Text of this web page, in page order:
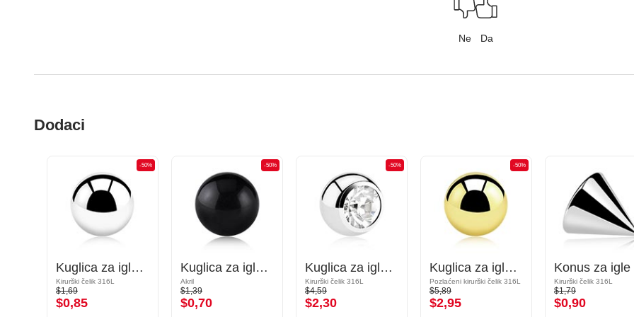
Ne Da
Dodaci
-50%
Kuglica za igle s navojem (kirurški čelik, srebrna, sjajna završna obrada)
Kirurški čelik 316L
$1,69
$0,85
-50%
Kuglica za igle s navojem (akril, razne boje)
Akril
$1,39
$0,70
-50%
Kuglica za igle s navojem (kirurški čelik, srebrna, sjajna završna obrada) s kristalnim kamenom
Kirurški čelik 316L
$4,59
$2,30
-50%
Kuglica za igle s navojem (kirurški čelik, zlatna, sjajna završna obrada)
Pozlaćeni kirurški čelik 316L
$5,89
$2,95
Kirurški čelik 316L
$1,79
$0,90